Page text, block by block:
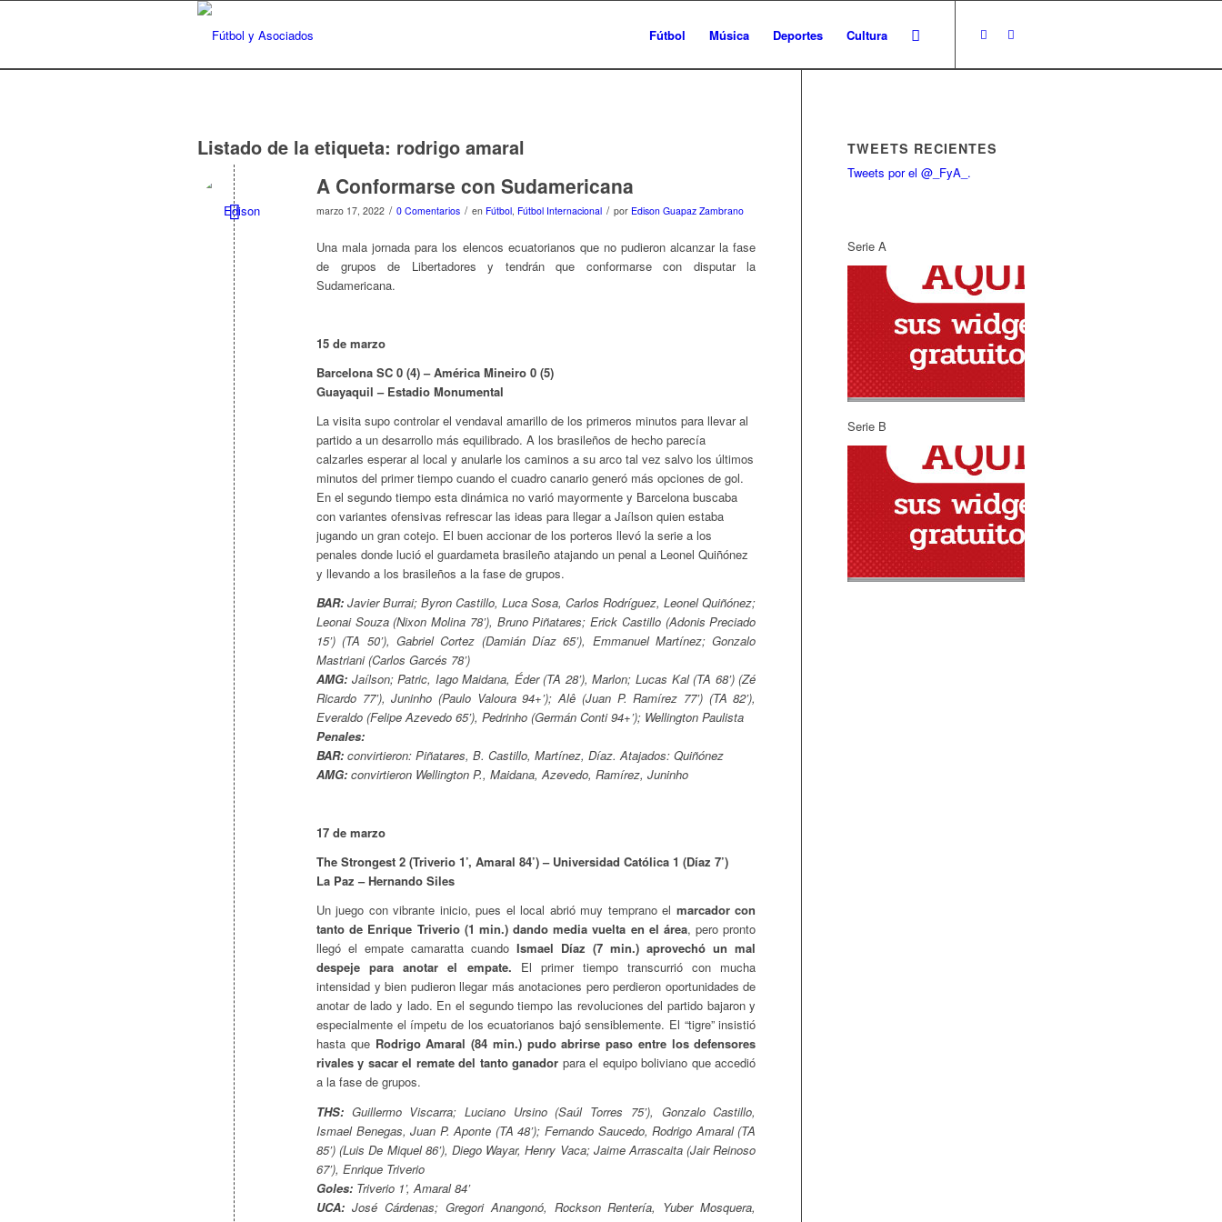
Fútbol Música Deportes Cultura
Listado de la etiqueta: rodrigo amaral
A Conformarse con Sudamericana
marzo 17, 2022 / 0 Comentarios / en Fútbol, Fútbol Internacional / por Edison Guapaz Zambrano
Una mala jornada para los elencos ecuatorianos que no pudieron alcanzar la fase
de grupos de Libertadores y tendrán que conformarse con disputar la
Sudamericana.
15 de marzo
Barcelona SC 0 (4) – América Mineiro 0 (5)
Guayaquil – Estadio Monumental
La visita supo controlar el vendaval amarillo de los primeros minutos para llevar al
partido a un desarrollo más equilibrado. A los brasileños de hecho parecía
calzarles esperar al local y anularle los caminos a su arco tal vez salvo los últimos
minutos del primer tiempo cuando el cuadro canario generó más opciones de gol.
En el segundo tiempo esta dinámica no varió mayormente y Barcelona buscaba
con variantes ofensivas refrescar las ideas para llegar a Jaílson quien estaba
jugando un gran cotejo. El buen accionar de los porteros llevó la serie a los
penales donde lució el guardameta brasileño atajando un penal a Leonel Quiñónez
y llevando a los brasileños a la fase de grupos.
BAR: Javier Burrai; Byron Castillo, Luca Sosa, Carlos Rodríguez, Leonel Quiñónez;
Leonai Souza (Nixon Molina 78’), Bruno Piñatares; Erick Castillo (Adonis Preciado
15’) (TA 50’), Gabriel Cortez (Damián Díaz 65’), Emmanuel Martínez; Gonzalo
Mastriani (Carlos Garcés 78’)
AMG: Jaílson; Patric, Iago Maidana, Éder (TA 28’), Marlon; Lucas Kal (TA 68’) (Zé
Ricardo 77’), Juninho (Paulo Valoura 94+’); Alê (Juan P. Ramírez 77’) (TA 82’),
Everaldo (Felipe Azevedo 65’), Pedrinho (Germán Conti 94+’); Wellington Paulista
Penales:
BAR: convirtieron: Piñatares, B. Castillo, Martínez, Díaz. Atajados: Quiñónez
AMG: convirtieron Wellington P., Maidana, Azevedo, Ramírez, Juninho
17 de marzo
The Strongest 2 (Triverio 1’, Amaral 84’) – Universidad Católica 1 (Díaz 7’)
La Paz – Hernando Siles
Un juego con vibrante inicio, pues el local abrió muy temprano el marcador con
tanto de Enrique Triverio (1 min.) dando media vuelta en el área, pero pronto
llegó el empate camaratta cuando Ismael Díaz (7 min.) aprovechó un mal
despeje para anotar el empate. El primer tiempo transcurrió con mucha
intensidad y bien pudieron llegar más anotaciones pero perdieron oportunidades de
anotar de lado y lado. En el segundo tiempo las revoluciones del partido bajaron y
especialmente el ímpetu de los ecuatorianos bajó sensiblemente. El “tigre” insistió
hasta que Rodrigo Amaral (84 min.) pudo abrirse paso entre los defensores
rivales y sacar el remate del tanto ganador para el equipo boliviano que accedió
a la fase de grupos.
THS: Guillermo Viscarra; Luciano Ursino (Saúl Torres 75’), Gonzalo Castillo,
Ismael Benegas, Juan P. Aponte (TA 48’); Fernando Saucedo, Rodrigo Amaral (TA
85’) (Luis De Miquel 86’), Diego Wayar, Henry Vaca; Jaime Arrascaita (Jair Reinoso
67’), Enrique Triverio
Goles: Triverio 1’, Amaral 84’
UCA: José Cárdenas; Gregori Anangonó, Rockson Rentería, Yuber Mosquera,
TWEETS RECIENTES
Tweets por el @_FyA_.
Serie A
Serie B